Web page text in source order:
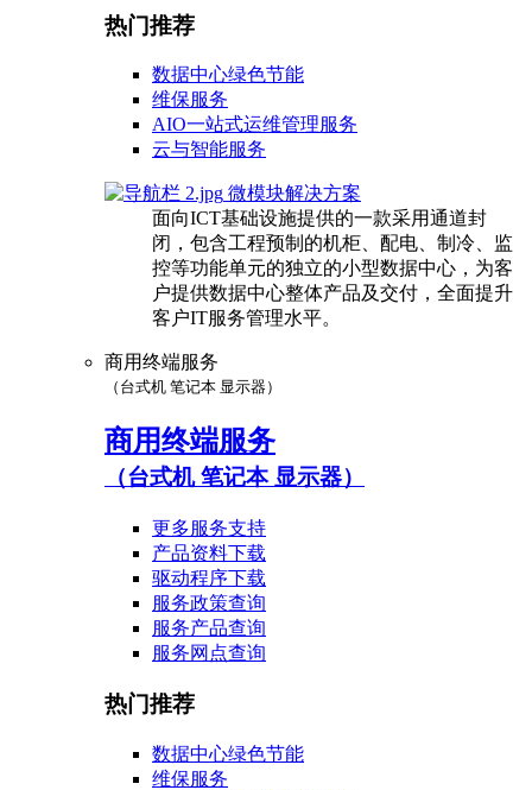
热门推荐
数据中心绿色节能
维保服务
AIO一站式运维管理服务
云与智能服务
微模块解决方案
面向ICT基础设施提供的一款采用通道封
闭，包含工程预制的机柜、配电、制冷、监
控等功能单元的独立的小型数据中心，为客
户提供数据中心整体产品及交付，全面提升
客户IT服务管理水平。
商用终端服务
（台式机 笔记本 显示器）
商用终端服务
（台式机 笔记本 显示器）
更多服务支持
产品资料下载
驱动程序下载
服务政策查询
服务产品查询
服务网点查询
热门推荐
数据中心绿色节能
维保服务